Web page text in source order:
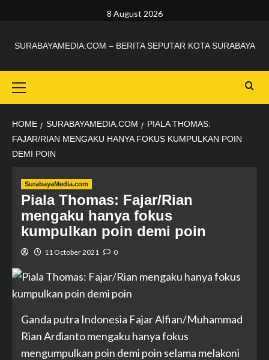
8 August 2026
SURABAYAMEDIA.COM – BERITA SEPUTAR KOTA SURABAYA
HOME SURABAYAMEDIA.COM
PIALA THOMAS:
FAJAR/RIAN MENGAKU HANYA FOKUS KUMPULKAN POIN
DEMI POIN
SurabayaMedia.com
Piala Thomas: Fajar/Rian
mengaku hanya fokus
kumpulkan poin demi poin
11 October 2021 0
Ganda putra Indonesia Fajar Alfian/Muhammad
Rian Ardianto mengaku hanya fokus
mengumpulkan poin demi poin selama melakoni